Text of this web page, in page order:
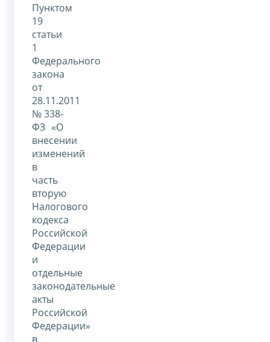
Пунктом
19
статьи
1
Федерального
закона
от
28.11.2011
№338-
ФЗ «О
внесении
изменений
в
часть
вторую
Налогового
кодекса
Российской
Федерации
и
отдельные
законодательные
акты
Российской
Федерации»
в